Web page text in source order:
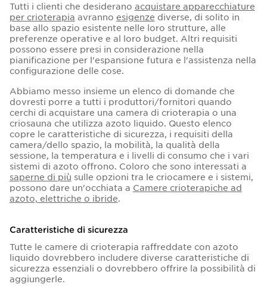
Tutti i clienti che desiderano acquistare apparecchiature
per crioterapia avranno esigenze diverse, di solito in
base allo spazio esistente nelle loro strutture, alle
preferenze operative e al loro budget. Altri requisiti
possono essere presi in considerazione nella
pianificazione per l'espansione futura e l'assistenza nella
configurazione delle cose.
Abbiamo messo insieme un elenco di domande che
dovresti porre a tutti i produttori/fornitori quando
cerchi di acquistare una camera di crioterapia o una
criosauna che utilizza azoto liquido. Questo elenco
copre le caratteristiche di sicurezza, i requisiti della
camera/dello spazio, la mobilità, la qualità della
sessione, la temperatura e i livelli di consumo che i vari
sistemi di azoto offrono. Coloro che sono interessati a
saperne di più sulle opzioni tra le criocamere e i sistemi,
possono dare un'occhiata a Camere crioterapiche ad
azoto, elettriche o ibride.
Caratteristiche di sicurezza
Tutte le camere di crioterapia raffreddate con azoto
liquido dovrebbero includere diverse caratteristiche di
sicurezza essenziali o dovrebbero offrire la possibilità di
aggiungerle.